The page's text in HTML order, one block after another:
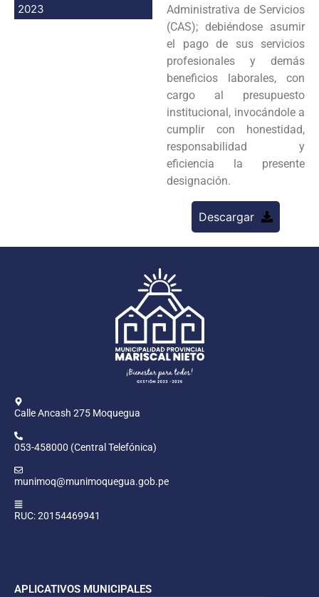
2023
Administrativa de Servicios
(CAS); debiéndose asumir
el pago de sus servicios
profesionales y demás
beneficios laborales, con
cargo al presupuesto
institucional, invocándole a
cumplir con honestidad,
responsabilidad y
eficiencia la presente
designación.
Descargar
Calle Ancash 275 Moquegua
053-458000 (Central Telefónica)
munimoq@munimoquegua.gob.pe
RUC: 20154469941
APLICATIVOS MUNICIPALES